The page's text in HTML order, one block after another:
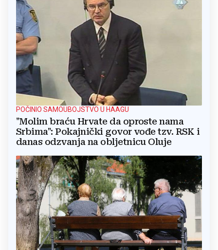
POČINIO SAMOUBOJSTVO U HAAGU
"Molim braću Hrvate da oproste nama
Srbima": Pokajnički govor vođe tzv. RSK i
danas odzvanja na obljetnicu Oluje